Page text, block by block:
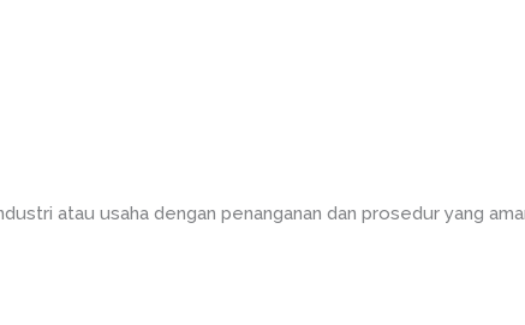
atau usaha dengan penanganan dan prosedur yang